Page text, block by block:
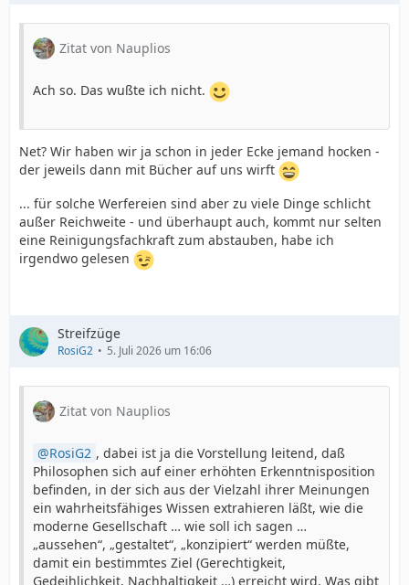
Zitat von Nauplios
Ach so. Das wußte ich nicht.
Net? Wir haben wir ja schon in jeder Ecke jemand hocken -
der jeweils dann mit Bücher auf uns wirft
... für solche Werfereien sind aber zu viele Dinge schlicht
außer Reichweite - und überhaupt auch, kommt nur selten
eine Reinigungsfachkraft zum abstauben, habe ich
irgendwo gelesen
Streifzüge
RosiG2 5. Juli 2026 um 16:06
Zitat von Nauplios
RosiG2 , dabei ist ja die Vorstellung leitend, daß
Philosophen sich auf einer erhöhten Erkenntnisposition
befinden, in der sich aus der Vielzahl ihrer Meinungen
ein wahrheitsfähiges Wissen extrahieren läßt, wie die
moderne Gesellschaft … wie soll ich sagen …
„aussehen“, „gestaltet“, „konzipiert“ werden müßte,
damit ein bestimmtes Ziel (Gerechtigkeit,
Gedeihlichkeit, Nachhaltigkeit …) erreicht wird. Was gibt